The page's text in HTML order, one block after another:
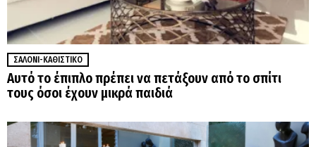
ΣΑΛΌΝΙ-ΚΑΘΙΣΤΙΚΌ
Αυτό το έπιπλο πρέπει να πετάξουν από το σπίτι
τους όσοι έχουν μικρά παιδιά